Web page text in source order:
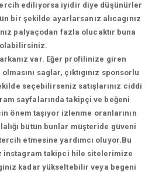
ediliyorsa iyidir diye düşünürler
bir şekilde ayarlarsanız alıcagınız
palyaçodan fazla olucaktır buna
var. Eğer profilinize giren
saglar, çıktıgınız sponsorlu
seçebilirseniz satışlarınız ciddi
sayfalarında takipçi ve beğeni
önem taşıyor izlenme oranlarının
bütün bunlar müşteride güveni
etmesine yardımcı oluyor.Bu
instagram takipci hile sitelerimize
kadar yükseltebilir veya begeni